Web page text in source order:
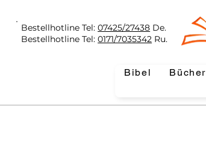
Bestellhotline Tel:07425/27438 De.
Bestellhotline Tel:0171/7035342 Ru.
Bibel Bücher